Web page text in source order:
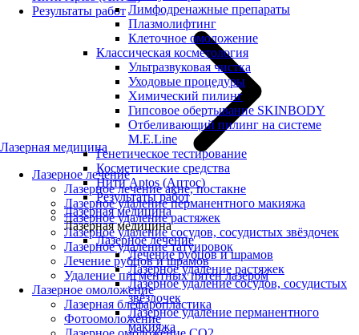
Результаты работ
Лазерная медицина
Лазерное лечение
Лазерное лечение акне, постакне
Лазерное удаление перманентного макияжа
Лазерное удаление растяжек
Лазерное удаление сосудов, сосудистых звёздочек
Лазерное удаление татуировок
Лечение рубцов и шрамов
Удаление пигментных пятен лазером
Лазерное омоложение
Лазерная блефаропластика
Фотоомоложение
Лимфодренажные препараты
Плазмолифтинг
Клеточное омоложение
Классическая косметология
Ультразвуковая чистка
Уходовые процедуры
Химический пилинг
Гипсовое обертывание SKINBODY
Отбеливающий пилинг на системе
M.E.Line
Генетическое тестирование
Косметические средства
Нити Aptos (Аптос)
Результаты работ
Лазерная медицина
Лазерная медицина
Лазерное лечение
Лечение рубцов и шрамов
Лазерное удаление растяжек
Лазерное удаление сосудов, сосудистых
звёздочек
Лазерное удаление перманентного
макияжа